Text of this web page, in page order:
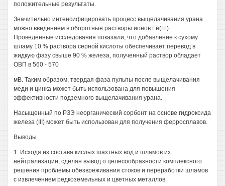
положительные результаты.
Значительно интенсифицировать процесс выщелачивания урана
можно введением в оборотные растворы ионов Fe(Ш).
Проведенные исследования показали, что добавление к сухому
шламу 10 % раствора серной кислоты обеспечивает перевод в
жидкую фазу свыше 90 % железа, полученный раствор обладает
ОВП в 560 - 570
мВ. Таким образом, твердая фаза пульпы после выщелачивания
меди и цинка может быть использована для повышения
эффективности подземного выщелачивания урана.
Насыщенный по РЗЭ неорганический сорбент на основе гидроксида
железа (III) может быть использован для получения ферросплавов.
Выводы
1. Исходя из состава кислых шахтных вод и шламов их
нейтрализации, сделан вывод о целесообразности комплексного
решения проблемы обезвреживания стоков и переработки шламов
с извлечением редкоземельных и цветных металлов.